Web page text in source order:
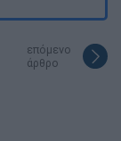
επόμενο
άρθρο